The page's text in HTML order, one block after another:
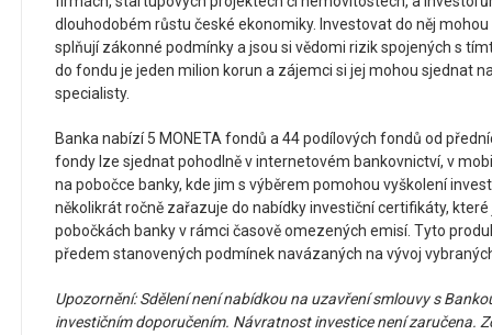
dlouhodobém růstu české ekonomiky. Investovat do něj
splňují zákonné podmínky a jsou si vědomi rizik spojených s
do fondu je jeden milion korun a zájemci si jej mohou sjednat
specialisty.
Banka nabízí 5 MONETA fondů a 44 podílových fondů od
fondy lze sjednat pohodlně v internetovém bankovnictví, v
na pobočce banky, kde jim s výběrem pomohou vyškolení
několikrát ročně zařazuje do nabídky investiční certifikáty,
pobočkách banky v rámci časově omezených emisí. Tyto
předem stanovených podmínek navázaných na vývoj
Upozornění: Sdělení není nabídkou na uzavření smlouvy s
investičním doporučením. Návratnost investice není zaručena.